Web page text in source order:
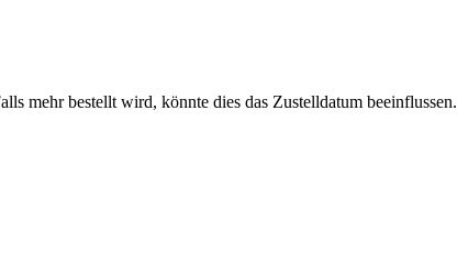
mehr bestellt wird, könnte dies das Zustelldatum beeinflussen.